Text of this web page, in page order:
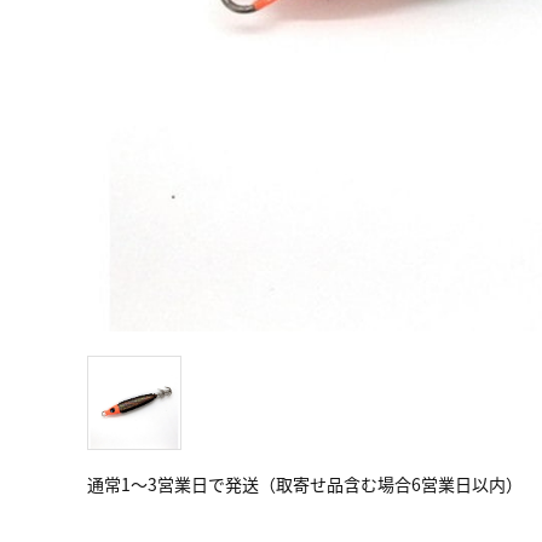
通常1～3営業日で発送（取寄せ品含む場合6営業日以内）